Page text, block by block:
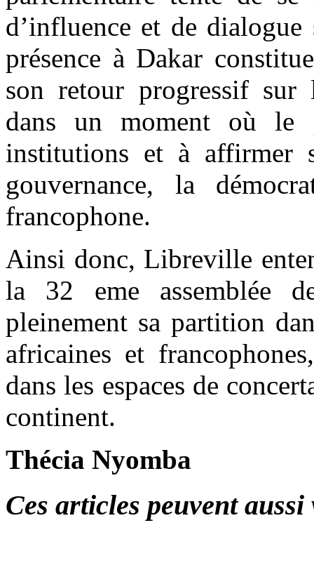
d’influence et de
présence à Dakar
son retour progressif sur
dans un moment où le
institutions et à affirmer
gouvernance, la
francophone.
Ainsi donc, Libreville
la 32 eme assemblée
pleinement sa partition
africaines et
dans les espaces de
continent.
Thécia Nyomba
Ces articles peuvent